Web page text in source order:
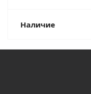
Наличие